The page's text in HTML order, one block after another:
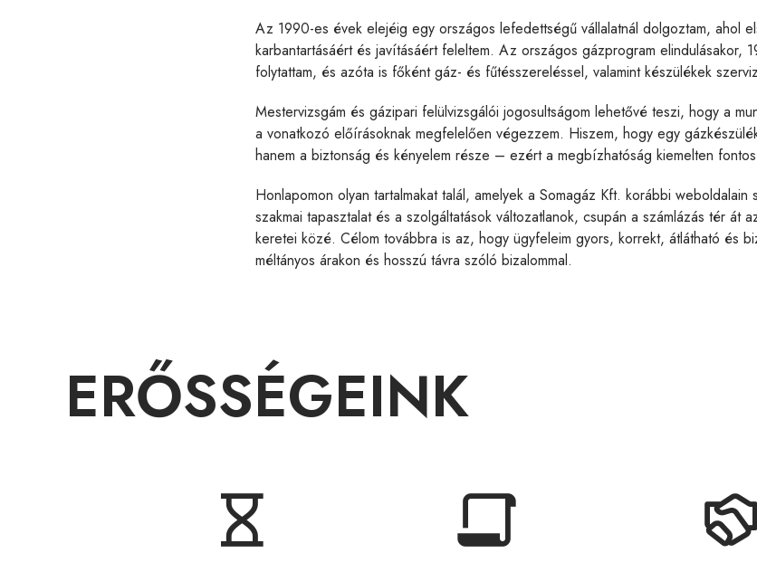
Az 1990-es évek elejéig egy országos lefedettségű vállalatnál dolgoztam, ahol
karbantartásáért és javításáért feleltem. Az országos gázprogram elindulásakor,
folytattam, és azóta is főként gáz- és fűtésszereléssel, valamint készülékek
Mestervizsgám és gázipari felülvizsgálói jogosultságom lehetővé teszi, hogy a
a vonatkozó előírásoknak megfelelően végezzem. Hiszem, hogy egy
hanem a biztonság és kényelem része – ezért a megbízhatóság kiemelten fontos
Honlapomon olyan tartalmakat talál, amelyek a Somagáz Kft. korábbi
szakmai tapasztalat és a szolgáltatások változatlanok, csupán a számlázás tér át
keretei közé. Célom továbbra is az, hogy ügyfeleim gyors, korrekt, átlátható és
méltányos árakon és hosszú távra szóló bizalommal.
ERŐSSÉGEINK